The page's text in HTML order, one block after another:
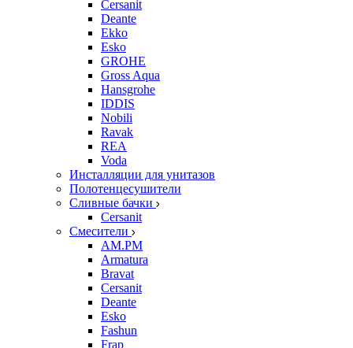
Cersanit
Deante
Ekko
Esko
GROHE
Gross Aqua
Hansgrohe
IDDIS
Nobili
Ravak
REA
Voda
Инсталляции для унитазов
Полотенцесушители
Сливные бачки
Cersanit
Смесители
AM.PM
Armatura
Bravat
Cersanit
Deante
Esko
Fashun
Frap